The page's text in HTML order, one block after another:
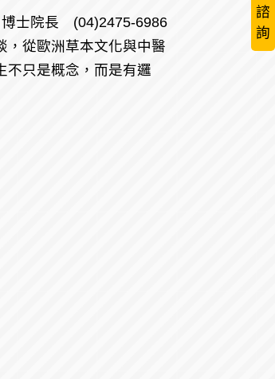
諮
詢
博士院長 (04)2475-6986
，從歐洲草本文化與中醫
不只是概念，而是有邏